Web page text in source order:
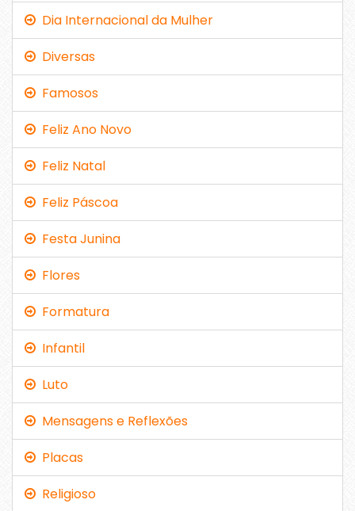
Dia Internacional da Mulher
Diversas
Famosos
Feliz Ano Novo
Feliz Natal
Feliz Páscoa
Festa Junina
Flores
Formatura
Infantil
Luto
Mensagens e Reflexões
Placas
Religioso